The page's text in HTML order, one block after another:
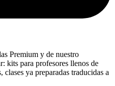
Premium y de nuestro
kits para profesores llenos de
ya preparadas traducidas a